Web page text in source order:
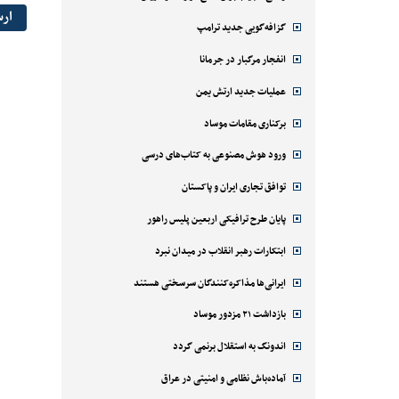
گزافه‌گویی جدید ترامپ
انفجار مرگبار در جرمانا
عملیات جدید ارتش یمن
برکناری مقامات موساد
ورود هوش مصنوعی به کتاب‌های درسی
توافق تجاری ایران و پاکستان
پایان طرح ترافیکی اربعین پلیس راهور
ابتکارات رهبر انقلاب در میدان نبرد
ایرانی‌ها مذاکره‌کنندگان سرسختی هستند
بازداشت ۲۱ مزدور موساد
اندونگ به استقلال برنمی گردد
آماده‌باش نظامی و امنیتی در عراق